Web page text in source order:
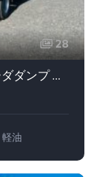
28
H.22(2010)年 日野 デュトロ 5.3 ローダダンプ ワイド セミロング ディーゼル ローダー ダンプ ホワイト 走行145,768km
軽油